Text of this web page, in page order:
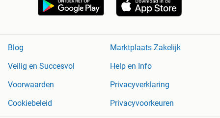
Blog
Marktplaats Zakelijk
Veilig en Succesvol
Help en Info
Voorwaarden
Privacyverklaring
Cookiebeleid
Privacyvoorkeuren